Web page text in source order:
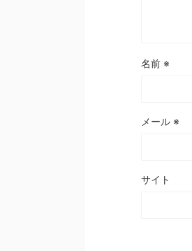
名前 ※
メール ※
サイト